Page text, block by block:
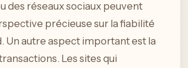
des réseaux sociaux peuvent
précieuse sur la fiabilité
Un autre aspect important est la
Les sites qui